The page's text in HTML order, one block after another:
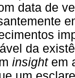
data de
da
insightem